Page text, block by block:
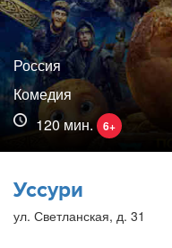
Россия
Комедия
120 мин.
6+
Уссури
ул. Светланская, д. 31